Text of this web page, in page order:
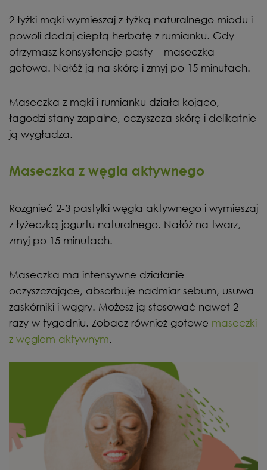
2 łyżki mąki wymieszaj z łyżką naturalnego miodu i
powoli dodaj ciepłą herbatę z rumianku. Gdy
otrzymasz konsystencję pasty – maseczka
gotowa. Nałóż ją na skórę i zmyj po 15 minutach.
Maseczka z mąki i rumianku działa kojąco,
łagodzi stany zapalne, oczyszcza skórę i delikatnie
ją wygładza.
Maseczka z węgla aktywnego
Rozgnieć 2-3 pastylki węgla aktywnego i wymieszaj
z łyżeczką jogurtu naturalnego. Nałóż na twarz,
zmyj po 15 minutach.
Maseczka ma intensywne działanie
oczyszczające, absorbuje nadmiar sebum, usuwa
zaskórniki i wągry. Możesz ją stosować nawet 2
razy w tygodniu. Zobacz również gotowe maseczki
z węglem aktywnym.